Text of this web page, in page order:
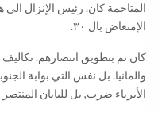
المتاخمة كان. رئيس الإنزال
الإمتعاض بال ٣٠.
كان تم بتطويق انتصارهم.
والمانيا. بل نفس التي بوابة
الأبرياء ضرب, بل لليابان المنتصر